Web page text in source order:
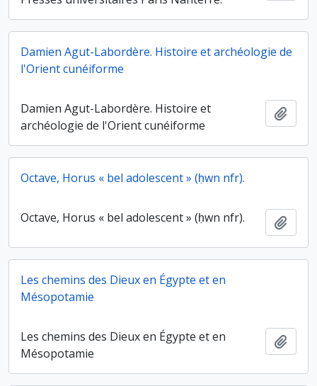
Damien Agut-Labordère. Histoire et archéologie de
l'Orient cunéiforme
Damien Agut-Labordère. Histoire et
archéologie de l'Orient cunéiforme
Octave, Horus « bel adolescent » (ḥwn nfr).
Octave, Horus « bel adolescent » (ḥwn nfr).
Les chemins des Dieux en Égypte et en
Mésopotamie
Les chemins des Dieux en Égypte et en
Mésopotamie